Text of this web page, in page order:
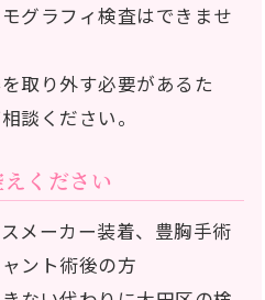
グラフィ検査はできませ
取り外す必要があるた
談ください。
ください
メーカー装着、豊胸手術
ント術後の方